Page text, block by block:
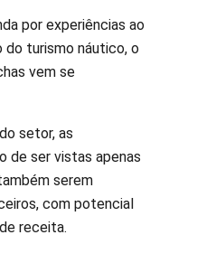
por experiências ao
turismo náutico, o
vem se
setor, as
de ser vistas apenas
serem
com potencial
receita.